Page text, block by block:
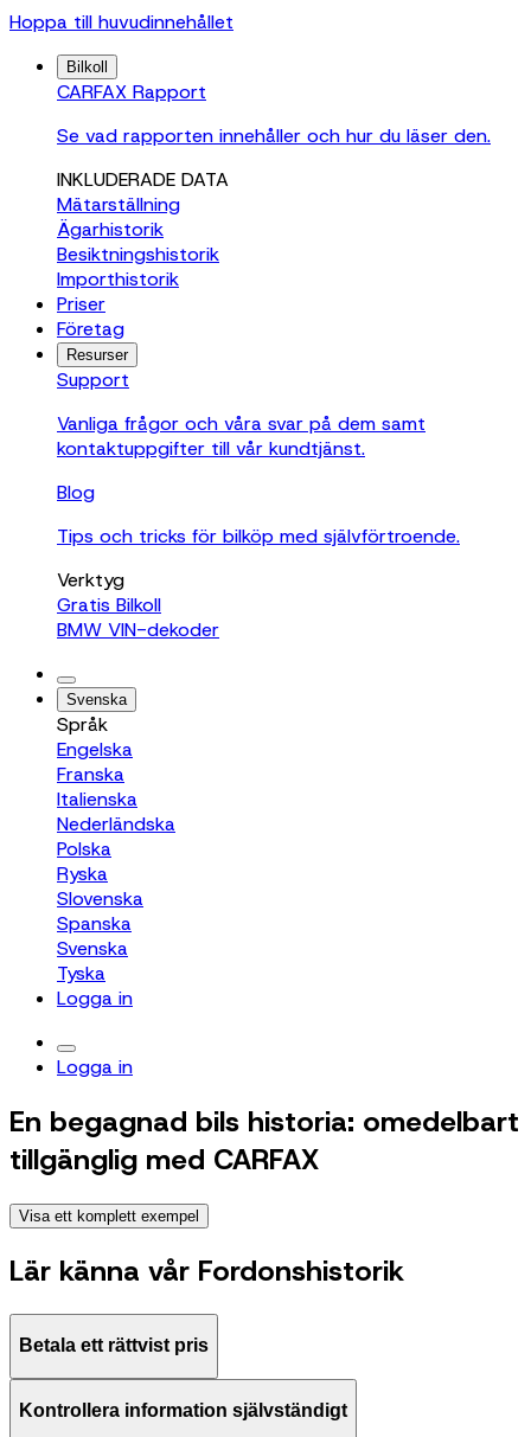
Hoppa till huvudinnehållet
Bilkoll
CARFAX Rapport
Se vad rapporten innehåller och hur du läser den.
INKLUDERADE DATA
Mätarställning
Ägarhistorik
Besiktningshistorik
Importhistorik
Priser
Företag
Resurser
Support
Vanliga frågor och våra svar på dem samt
kontaktuppgifter till vår kundtjänst.
Blog
Tips och tricks för bilköp med självförtroende.
Verktyg
Gratis Bilkoll
BMW VIN-dekoder
Svenska
Språk
Engelska
Franska
Italienska
Nederländska
Polska
Ryska
Slovenska
Spanska
Svenska
Tyska
Logga in
Logga in
En begagnad bils historia: omedelbart
tillgänglig med CARFAX
Visa ett komplett exempel
Lär känna vår Fordonshistorik
Betala ett rättvist pris
Kontrollera information självständigt